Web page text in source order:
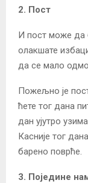
2. Пост
И пост може да
олакшате
да се мало
Пожељно је
ћете тог дана
дан ујутро
Касније тог
барено поврће.
3. Поједине